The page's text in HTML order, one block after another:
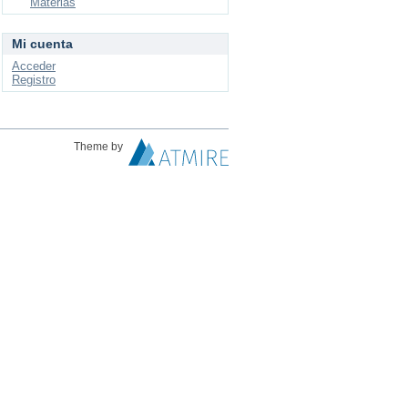
Mi cuenta
Acceder
Registro
Theme by